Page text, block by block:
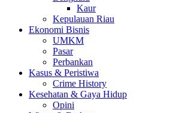
Kaur
Kepulauan Riau
Ekonomi Bisnis
UMKM
Pasar
Perbankan
Kasus & Peristiwa
Crime History
Kesehatan & Gaya Hidup
Opini